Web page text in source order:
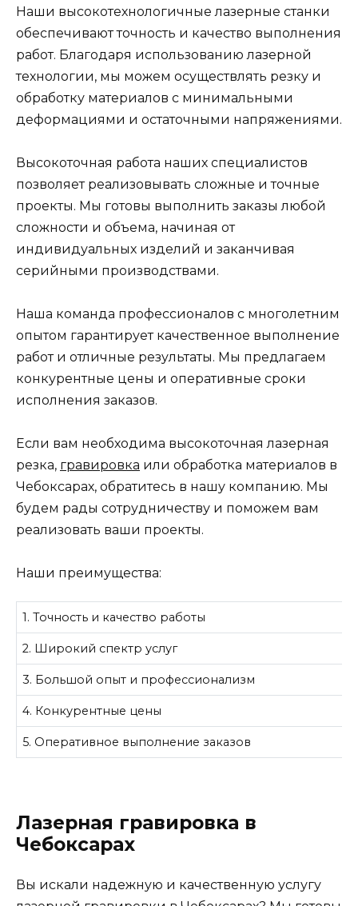
Наши высокотехнологичные лазерные станки
обеспечивают точность и качество выполнения
работ. Благодаря использованию лазерной
технологии, мы можем осуществлять резку и
обработку материалов с минимальными
деформациями и остаточными напряжениями.
Высокоточная работа наших специалистов
позволяет реализовывать сложные и точные
проекты. Мы готовы выполнить заказы любой
сложности и объема, начиная от
индивидуальных изделий и заканчивая
серийными производствами.
Наша команда профессионалов с многолетним
опытом гарантирует качественное выполнение
работ и отличные результаты. Мы предлагаем
конкурентные цены и оперативные сроки
исполнения заказов.
Если вам необходима высокоточная лазерная
резка, гравировка или обработка материалов в
Чебоксарах, обратитесь в нашу компанию. Мы
будем рады сотрудничеству и поможем вам
реализовать ваши проекты.
Наши преимущества:
1. Точность и качество работы
2. Широкий спектр услуг
3. Большой опыт и профессионализм
4. Конкурентные цены
5. Оперативное выполнение заказов
Лазерная гравировка в
Чебоксарах
Вы искали надежную и качественную услугу